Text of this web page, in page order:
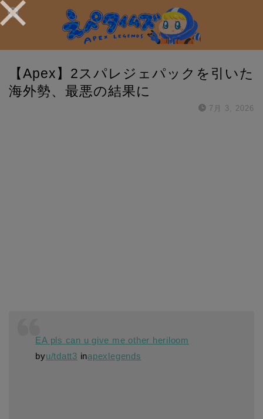
【Apex】2スパレジェパックを引いた
海外勢、最悪の結果に
7月 3, 2026
EA pls can u give me other heriloom
byu/tdatt3 inapexlegends